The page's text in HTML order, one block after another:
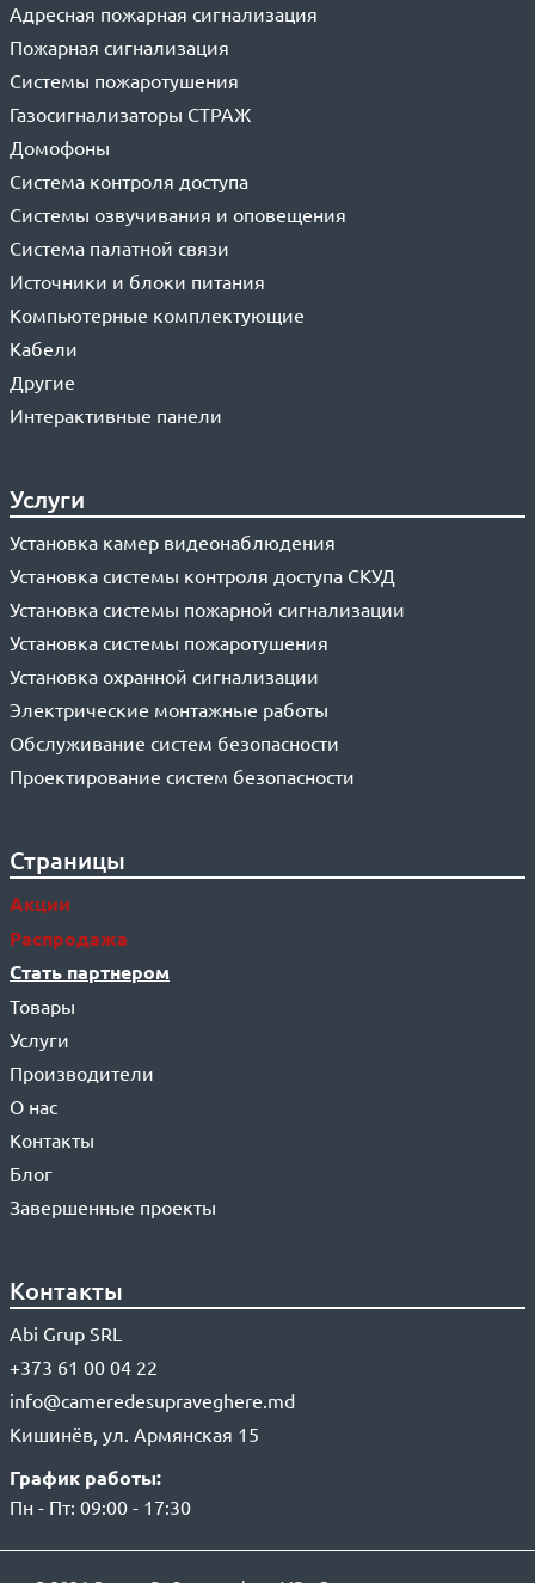
Адресная пожарная сигнализация
Пожарная сигнализация
Системы пожаротушения
Газосигнализаторы СТРАЖ
Домофоны
Система контроля доступа
Системы озвучивания и оповещения
Система палатной связи
Источники и блоки питания
Компьютерные комплектующие
Кабели
Другие
Интерактивные панели
Услуги
Установка камер видеонаблюдения
Установка системы контроля доступа СКУД
Установка системы пожарной сигнализации
Установка системы пожаротушения
Установка охранной сигнализации
Электрические монтажные работы
Обслуживание систем безопасности
Проектирование систем безопасности
Страницы
Акции
Распродажа
Стать партнером
Товары
Услуги
Производители
О нас
Контакты
Блог
Завершенные проекты
Контакты
Abi Grup SRL
+373 61 00 04 22
info@cameredesupraveghere.md
Кишинёв, ул. Армянская 15
График работы:
Пн - Пт: 09:00 - 17:30